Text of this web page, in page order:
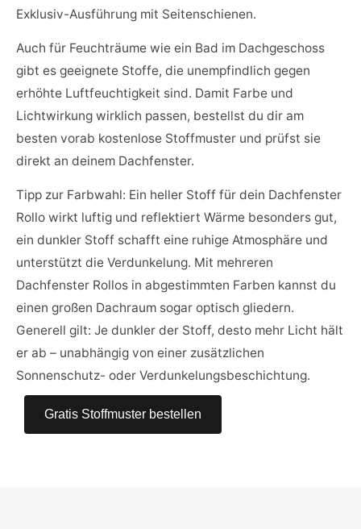
Exklusiv-Ausführung mit Seitenschienen.
Auch für Feuchträume wie ein Bad im Dachgeschoss
gibt es geeignete Stoffe, die unempfindlich gegen
erhöhte Luftfeuchtigkeit sind. Damit Farbe und
Lichtwirkung wirklich passen, bestellst du dir am
besten vorab kostenlose Stoffmuster und prüfst sie
direkt an deinem Dachfenster.
Tipp zur Farbwahl: Ein heller Stoff für dein Dachfenster
Rollo wirkt luftig und reflektiert Wärme besonders gut,
ein dunkler Stoff schafft eine ruhige Atmosphäre und
unterstützt die Verdunkelung. Mit mehreren
Dachfenster Rollos in abgestimmten Farben kannst du
einen großen Dachraum sogar optisch gliedern.
Generell gilt: Je dunkler der Stoff, desto mehr Licht hält
er ab – unabhängig von einer zusätzlichen
Sonnenschutz- oder Verdunkelungsbeschichtung.
Gratis Stoffmuster bestellen